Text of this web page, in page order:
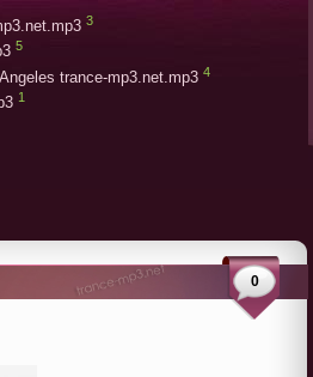
3
5
trance-mp3.net.mp3 4
1
0